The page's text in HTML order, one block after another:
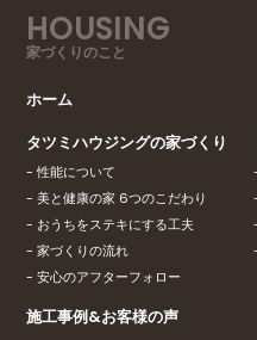
HOUSING
家づくりのこと
ホーム
タツミハウジングの家づくり
性能について
美と健康の家 6つのこだわり
おうちをステキにする工夫
家づくりの流れ
安心のアフターフォロー
施工事例&お客様の声